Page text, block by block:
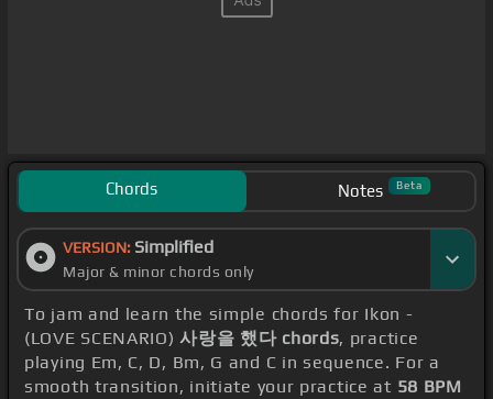
Chords Notes Beta
VERSION: Simplified
Major & minor chords only
To jam and learn the simple chords for Ikon -
(LOVE SCENARIO)사랑을 했다 chords, practice
playing Em, C, D, Bm, G and C in sequence. For a
smooth transition, initiate your practice at 58 BPM